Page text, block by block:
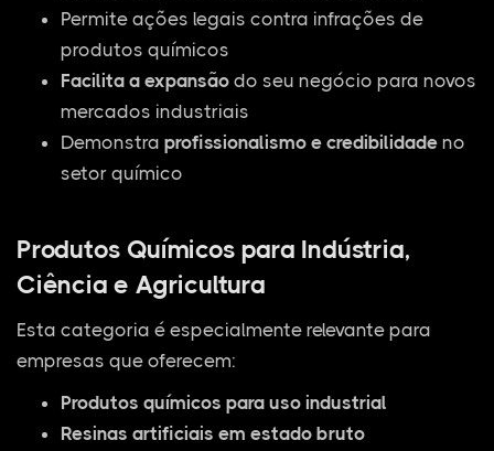
Permite ações legais contra infrações de
produtos químicos
Facilita a expansão do seu negócio para novos
mercados industriais
Demonstra profissionalismo e credibilidade no
setor químico
Produtos Químicos para Indústria,
Ciência e Agricultura
Esta categoria é especialmente relevante para
empresas que oferecem:
Produtos químicos para uso industrial
Resinas artificiais em estado bruto